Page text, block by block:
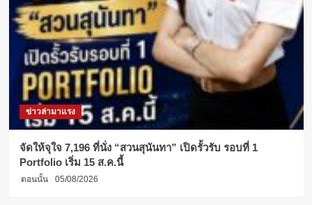
ม.กรุงเทพ
ธนบุรี
ได้
รับ
การ
ตอบ
รับ
อย่าง
ดี
คน
เรียน
ท่วมท้น
เปิด
ข่าวล่ามาแรง
จัดให้จุใจ 7,196 ที่นั่ง “สวนสุนันทา” เปิดรั้วรับ รอบที่ 1
Portfolio เริ่ม 15 ส.ค.นี้
ตอนนั้น 05/08/2026